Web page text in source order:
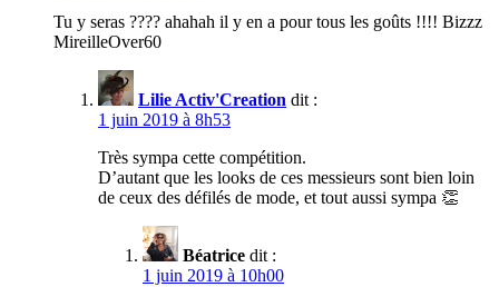
Tu y seras ???? ahahah il y en a pour tous les goûts !!!! Bizzz
MireilleOver60
Lilie Activ'Creation dit :
1 juin 2019 à 8h53
Très sympa cette compétition.
D’autant que les looks de ces messieurs sont bien loin
de ceux des défilés de mode, et tout aussi sympa 👏
Béatrice dit :
1 juin 2019 à 10h00